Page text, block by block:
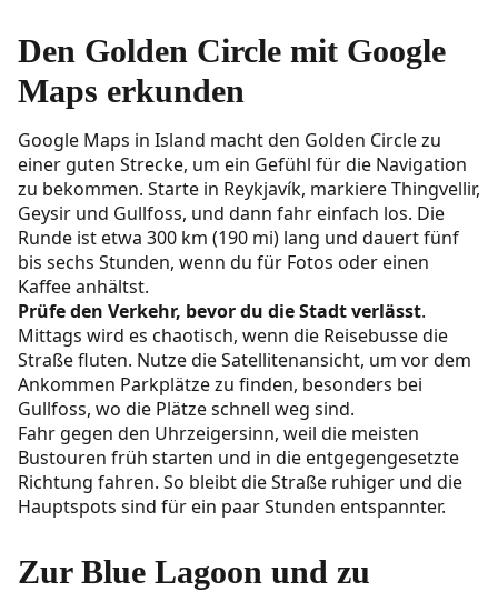
Den Golden Circle mit Google
Maps erkunden
Google Maps in Island macht den Golden Circle zu
einer guten Strecke, um ein Gefühl für die Navigation
zu bekommen. Starte in Reykjavík, markiere Thingvellir,
Geysir und Gullfoss, und dann fahr einfach los. Die
Runde ist etwa 300 km (190 mi) lang und dauert fünf
bis sechs Stunden, wenn du für Fotos oder einen
Kaffee anhältst.
Prüfe den Verkehr, bevor du die Stadt verlässt.
Mittags wird es chaotisch, wenn die Reisebusse die
Straße fluten. Nutze die Satellitenansicht, um vor dem
Ankommen Parkplätze zu finden, besonders bei
Gullfoss, wo die Plätze schnell weg sind.
Fahr gegen den Uhrzeigersinn, weil die meisten
Bustouren früh starten und in die entgegengesetzte
Richtung fahren. So bleibt die Straße ruhiger und die
Hauptspots sind für ein paar Stunden entspannter.
Zur Blue Lagoon und zu